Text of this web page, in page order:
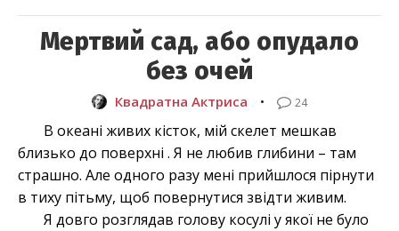
Мертвий сад, або опудало
без очей
Квадратна Актриса • 24
В океані живих кісток, мій скелет мешкав
близько до поверхні . Я не любив глибини – там
страшно. Але одного разу мені прийшлося пірнути
в тиху пітьму, щоб повернутися звідти живим.
Я довго розглядав голову косулі у якої не було